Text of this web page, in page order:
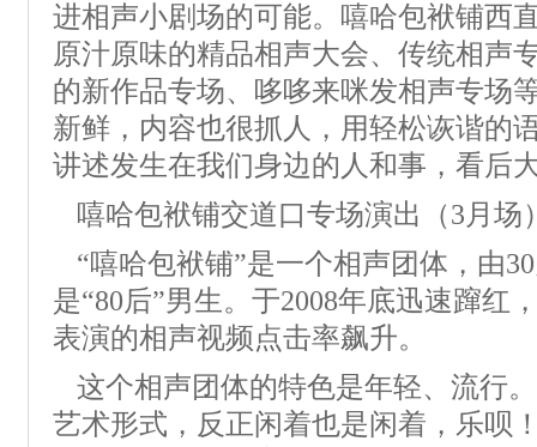
进相声小剧场的可能。嘻哈包袱铺西
原汁原味的精品相声大会、传统相声
的新作品专场、哆哆来咪发相声专场
新鲜，内容也很抓人，用轻松诙谐的
讲述发生在我们身边的人和事，看后
嘻哈包袱铺交道口专场演出（3月场
“嘻哈包袱铺”是一个相声团体，由
是“80后”男生。于2008年底迅速蹿红
表演的相声视频点击率飙升。
这个相声团体的特色是年轻、流行
艺术形式，反正闲着也是闲着，乐呗